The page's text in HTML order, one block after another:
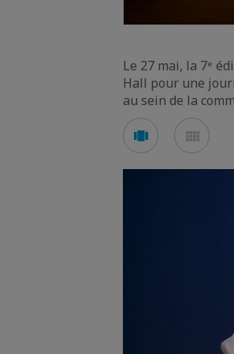
Le 27 mai, la 7ᵉ
Hall pour une
au sein de la
Voir
en
en